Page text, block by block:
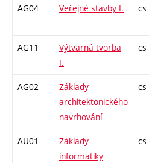
AG04 Veřejné stavby I. cs
AG11
Výtvarná tvorba
I.
cs
AG02
Základy
architektonického
navrhování
cs
AU01
Základy
informatiky
cs